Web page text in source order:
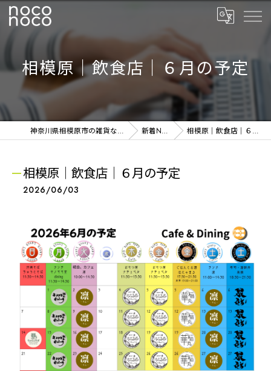
相模原｜飲食店｜６月の予定
神奈川県相模原市の雑貨ならnoconoco 新着NEWS 相模原｜飲食店｜６月の予定
相模原｜飲食店｜６月の予定
2026/06/03